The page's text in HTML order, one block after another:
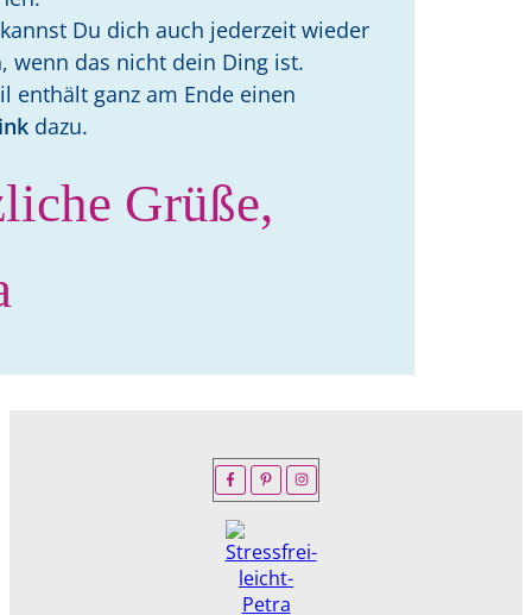
Du dich auch jederzeit wieder
wenn das nicht dein Ding ist.
enthält ganz am Ende einen
dazu.
Grüße,